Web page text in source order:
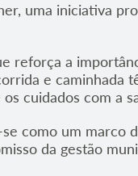
uma iniciativa
reforça a
e caminhada
cuidados com a
como um marco
da gestão